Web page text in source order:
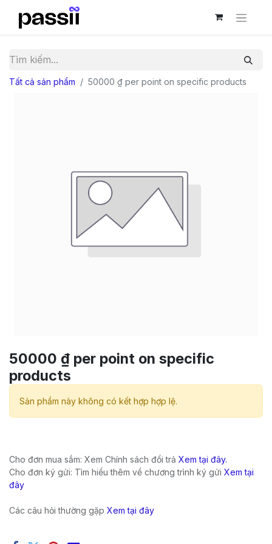
Tất cả sản phẩm 50000 ₫ per point on specific products
50000 ₫ per point on specific
products
Sản phẩm này không có kết hợp hợp lệ.
Cho đơn mua sắm: Xem Chính sách đổi trả Xem tại đây.
Cho đơn ký gửi: Tìm hiểu thêm về chương trình ký gửi Xem tại
đây
Các câu hỏi thường gặp Xem tại đây